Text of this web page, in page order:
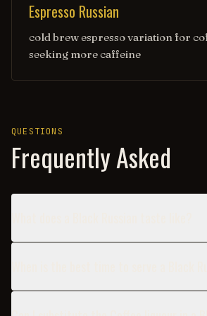
Espresso Russian
cold brew espresso variation for
seeking more caffeine
QUESTIONS
Frequently Asked